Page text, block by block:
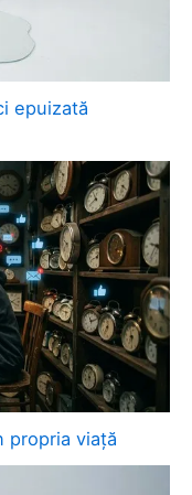
epuizată
propria viață